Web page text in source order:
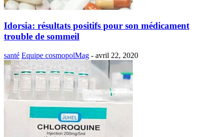
Idorsia: résultats positifs pour son médicament
trouble de sommeil
santé Equipe cosmopolMag - avril 22, 2020